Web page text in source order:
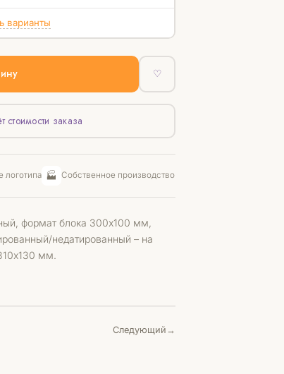
варианты
♡
стоимости заказа
логотипа 🏭 Собственное производство
формат блока 300х100 мм,
недатированный – на
мм.
Следующий